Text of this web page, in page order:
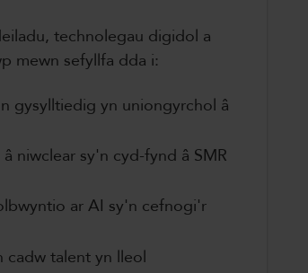
technolegau digidol a
mewn sefyllfa dda i:
gysylltiedig yn uniongyrchol â
niwclear sy'n cyd-fynd â SMR
ar AI sy'n cefnogi'r
cadw talent yn lleol